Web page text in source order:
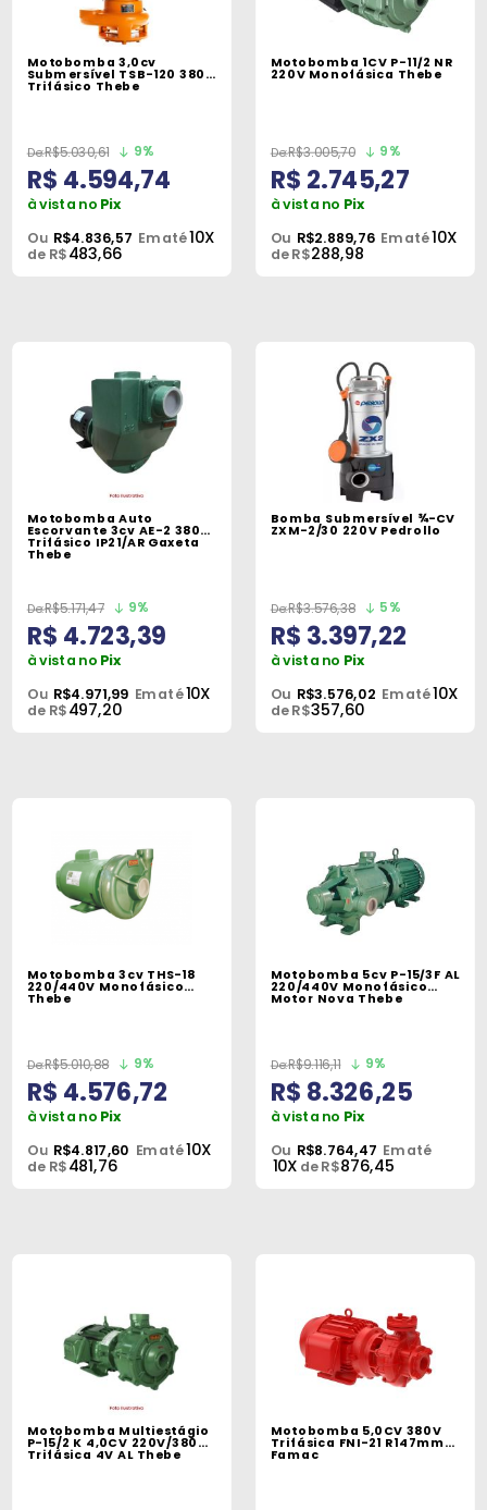
Motobomba 3,0cv
Submersível TSB-120 380V
Trifásico Thebe
R$5.030,61 9%
R$ 4.594,74
à vista no Pix
Ou R$4.836,57 Em até10X
de R$483,66
Motobomba 1CV P-11/2 NR
220V Monofásica Thebe
R$3.005,70 9%
R$ 2.745,27
à vista no Pix
Ou R$2.889,76 Em até10X
de R$288,98
Motobomba Auto
Escorvante 3cv AE-2 380V
Trifásico IP21/AR Gaxeta
Thebe
R$5.171,47 9%
R$ 4.723,39
à vista no Pix
Ou R$4.971,99 Em até10X
de R$497,20
Bomba Submersível ¾-CV
ZXM-2/30 220V Pedrollo
R$3.576,38 5%
R$ 3.397,22
à vista no Pix
Ou R$3.576,02 Em até10X
de R$357,60
Motobomba 3cv THS-18
220/440V Monofásico
Thebe
R$5.010,88 9%
R$ 4.576,72
à vista no Pix
Ou R$4.817,60 Em até10X
de R$481,76
Motobomba 5cv P-15/3F AL
220/440V Monofásico
Motor Nova Thebe
R$9.116,11 9%
R$ 8.326,25
à vista no Pix
Ou R$8.764,47 Em até
10X de R$876,45
Motobomba Multiestágio
P-15/2 K 4,0CV 220V/380V
Trifásica 4V AL Thebe
Motobomba 5,0CV 380V
Trifásica FNI-21 R147mm
Famac